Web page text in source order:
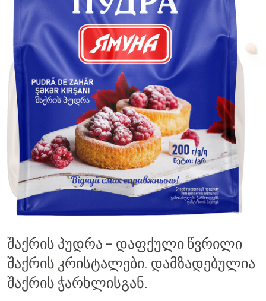
შაქრის პუდრა – დაფქული წვრილი
შაქრის კრისტალები. დამზადებულია
შაქრის ჭარხლისგან.